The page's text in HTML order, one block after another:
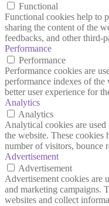
Functional
Functional cookies help to
sharing the content of the
feedbacks, and other third-
Performance
Performance
Performance cookies are
performance indexes of
better user experience for
Analytics
Analytics
Analytical cookies are
the website. These
number of visitors, bounce
Advertisement
Advertisement
Advertisement cookies are
and marketing campaigns.
websites and collect